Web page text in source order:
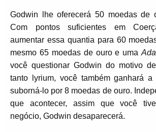
Godwin lhe oferecerá 50 moedas de
Com pontos suficientes em
aumentar essa quantia para 60
mesmo 65 moedas de ouro e uma
você questionar Godwin do motivo
tanto lyrium, você também ganhará a
suborná-lo por 8 moedas de ouro.
que acontecer, assim que você
negócio, Godwin desaparecerá.